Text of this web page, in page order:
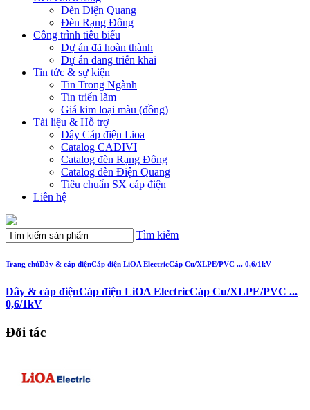
Đèn Điện Quang
Đèn Rạng Đông
Công trình tiêu biểu
Dự án đã hoàn thành
Dự án đang triển khai
Tin tức & sự kiện
Tin Trong Ngành
Tin triển lãm
Giá kim loại màu (đồng)
Tài liệu & Hỗ trợ
Dây Cáp điện Lioa
Catalog CADIVI
Catalog đèn Rạng Đông
Catalog đèn Điện Quang
Tiêu chuẩn SX cáp điện
Liên hệ
Tìm kiếm
Trang chủDây & cáp điệnCáp điện LiOA ElectricCáp Cu/XLPE/PVC ... 0,6/1kV
Dây & cáp điệnCáp điện LiOA ElectricCáp Cu/XLPE/PVC ...
0,6/1kV
Đối tác